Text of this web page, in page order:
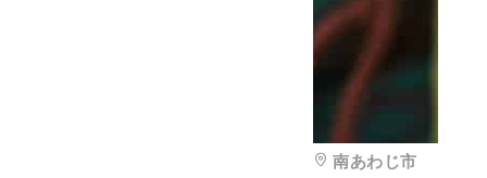
南あわじ市